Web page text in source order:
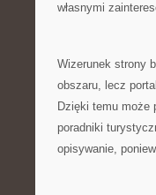
własnymi
Wizerunek strony
obszaru, lecz
Dzięki temu może
poradniki
opisywanie,